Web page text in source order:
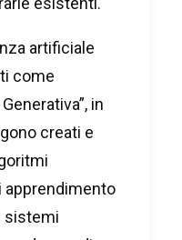
artificiale
come
in
creati e
apprendimento
sistemi